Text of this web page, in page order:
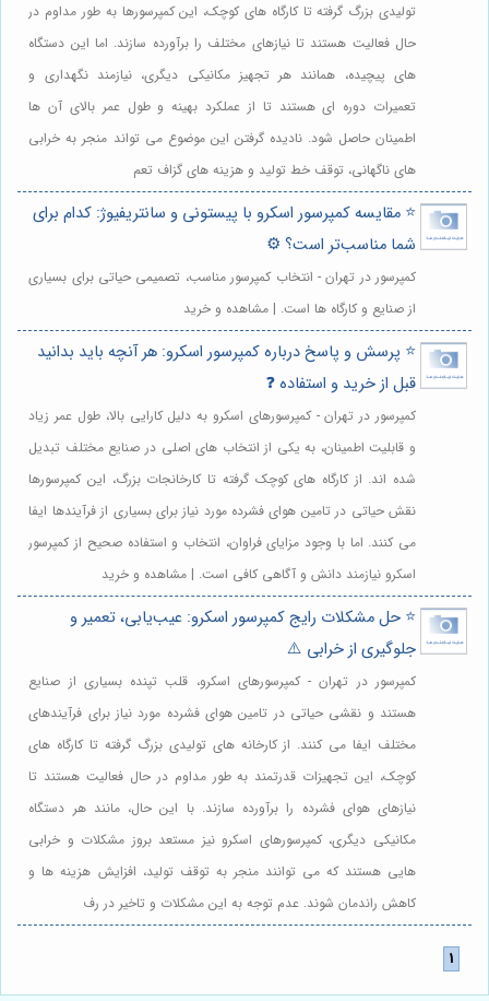
تولیدی بزرگ گرفته تا کارگاه های کوچک، این کمپرسورها به طور مداوم در
حال فعالیت هستند تا نیازهای مختلف را برآورده سازند. اما این دستگاه
های پیچیده، همانند هر تجهیز مکانیکی دیگری، نیازمند نگهداری و
تعمیرات دوره ای هستند تا از عملکرد بهینه و طول عمر بالای آن ها
اطمینان حاصل شود. نادیده گرفتن این موضوع می تواند منجر به خرابی
های ناگهانی، توقف خط تولید و هزینه های گزاف تعم
⭐️ مقایسه کمپرسور اسکرو با پیستونی و سانتریفیوژ: کدام برای
شما مناسب‌تر است؟ ⚙️
کمپرسور در تهران - انتخاب کمپرسور مناسب، تصمیمی حیاتی برای بسیاری
از صنایع و کارگاه ها است. | مشاهده و خرید
⭐️ پرسش و پاسخ درباره کمپرسور اسکرو: هر آنچه باید بدانید
قبل از خرید و استفاده ❓
کمپرسور در تهران - کمپرسورهای اسکرو به دلیل کارایی بالا، طول عمر زیاد
و قابلیت اطمینان، به یکی از انتخاب های اصلی در صنایع مختلف تبدیل
شده اند. از کارگاه های کوچک گرفته تا کارخانجات بزرگ، این کمپرسورها
نقش حیاتی در تامین هوای فشرده مورد نیاز برای بسیاری از فرآیندها ایفا
می کنند. اما با وجود مزایای فراوان، انتخاب و استفاده صحیح از کمپرسور
اسکرو نیازمند دانش و آگاهی کافی است. | مشاهده و خرید
⭐️ حل مشکلات رایج کمپرسور اسکرو: عیب‌یابی، تعمیر و
جلوگیری از خرابی ⚠️
کمپرسور در تهران - کمپرسورهای اسکرو، قلب تپنده بسیاری از صنایع
هستند و نقشی حیاتی در تامین هوای فشرده مورد نیاز برای فرآیندهای
مختلف ایفا می کنند. از کارخانه های تولیدی بزرگ گرفته تا کارگاه های
کوچک، این تجهیزات قدرتمند به طور مداوم در حال فعالیت هستند تا
نیازهای هوای فشرده را برآورده سازند. با این حال، مانند هر دستگاه
مکانیکی دیگری، کمپرسورهای اسکرو نیز مستعد بروز مشکلات و خرابی
هایی هستند که می توانند منجر به توقف تولید، افزایش هزینه ها و
کاهش راندمان شوند. عدم توجه به این مشکلات و تاخیر در رف